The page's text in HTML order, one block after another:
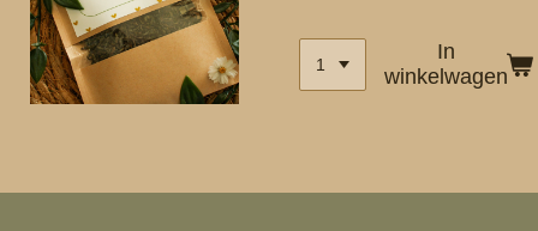
In
winkelwagen